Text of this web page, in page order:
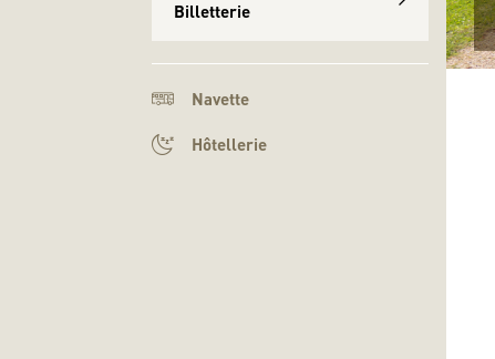
Billetterie
Navette
Hôtellerie